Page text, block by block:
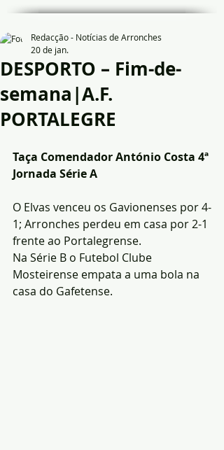
DESPORTO – Fim-de-
semana|A.F.
PORTALEGRE
Redacção - Notícias de Arronches
20 de jan.
Taça Comendador António Costa 4ª
Jornada Série A
O Elvas venceu os Gavionenses por 4-
1; Arronches perdeu em casa por 2-1
frente ao Portalegrense.
Na Série B o Futebol Clube
Mosteirense empata a uma bola na
casa do Gafetense.